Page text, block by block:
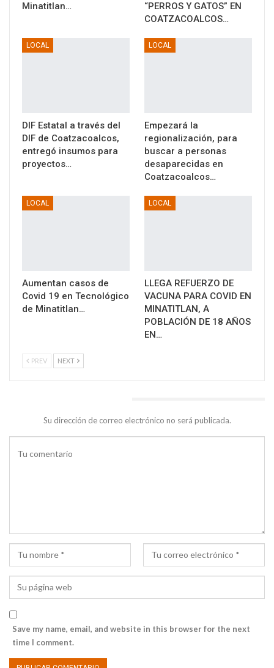
Minatitlan…
“PERROS Y GATOS” EN
COATZACOALCOS…
LOCAL
DIF Estatal a través del
DIF de Coatzacoalcos,
entregó insumos para
proyectos…
LOCAL
Empezará la
regionalización, para
buscar a personas
desaparecidas en
Coatzacoalcos…
LOCAL
Aumentan casos de
Covid 19 en Tecnológico
de Minatitlan…
LOCAL
LLEGA REFUERZO DE
VACUNA PARA COVID EN
MINATITLAN, A
POBLACIÓN DE 18 AÑOS
EN…
PREV NEXT
Su dirección de correo electrónico no será publicada.
Save my name, email, and website in this browser for the next
time I comment.